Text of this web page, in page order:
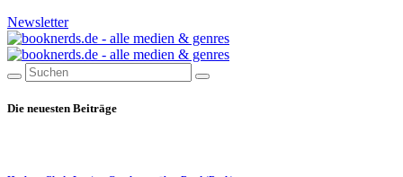
Newsletter
Die neuesten Beiträge